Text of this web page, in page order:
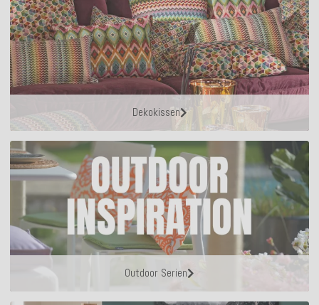
Dekokissen
Outdoor Serien